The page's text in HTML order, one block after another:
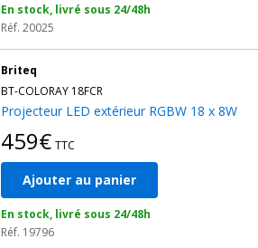
En stock, livré sous 24/48h
Réf. 20025
Briteq
BT-COLORAY 18FCR
Projecteur LED extérieur RGBW 18 x 8W
459€ TTC
Ajouter au panier
En stock, livré sous 24/48h
Réf. 19796